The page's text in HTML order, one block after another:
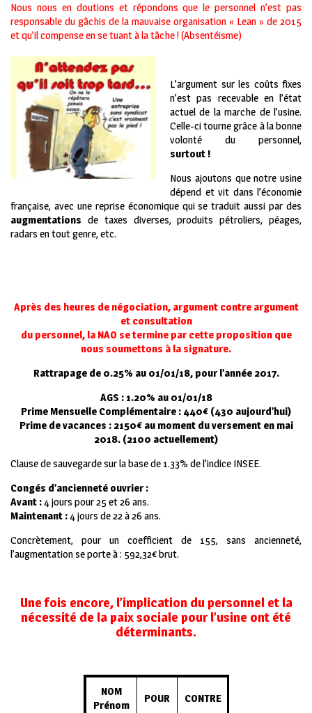
Nous nous en doutions et répondons que le personnel n’est pas
responsable du gâchis de la mauvaise organisation « Lean » de 2015
et qu’il compense en se tuant à la tâche ! (Absentéisme)
L’argument sur les coûts fixes
n’est pas recevable en l’état
actuel de la marche de l’usine.
Celle-ci tourne grâce à la bonne
volonté du personnel,
surtout !
Nous ajoutons que notre usine
dépend et vit dans l’économie
française, avec une reprise économique qui se traduit aussi par des
augmentations de taxes diverses, produits pétroliers, péages,
radars en tout genre, etc.
Après des heures de négociation, argument contre argument
et consultation
du personnel, la NAO se termine par cette proposition que
nous soumettons à la signature.
Rattrapage de 0.25% au 01/01/18, pour l’année 2017.
AGS : 1.20% au 01/01/18
Prime Mensuelle Complémentaire : 440€ (430 aujourd’hui)
Prime de vacances : 2150€ au moment du versement en mai
2018. (2100 actuellement)
Clause de sauvegarde sur la base de 1.33% de l’indice INSEE.
Congés d’ancienneté ouvrier :
Avant :4 jours pour 25 et 26 ans.
Maintenant :4 jours de 22 à 26 ans.
Concrètement, pour un coefficient de 155, sans ancienneté,
l’augmentation se porte à : 592,32€ brut.
Une fois encore, l’implication du personnel et la
nécessité de la paix sociale pour l’usine ont été
déterminants.
NOM
Prénom
POUR CONTRE